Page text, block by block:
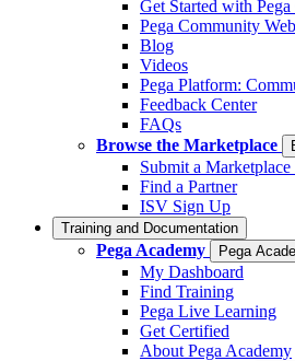
Get Started with
Pega Community
Blog
Videos
Pega Platform:
Feedback Center
FAQs
Browse the Marketplace
Submit a
Find a Partner
ISV Sign Up
Training and Documentation
Pega Academy Pega
My Dashboard
Find Training
Pega Live Learning
Get Certified
About Pega Academy